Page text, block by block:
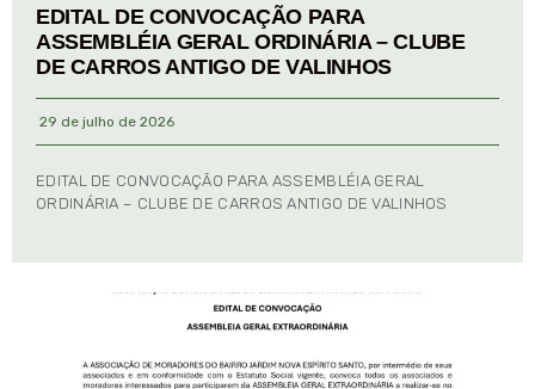
EDITAL DE CONVOCAÇÃO PARA
ASSEMBLÉIA GERAL ORDINÁRIA – CLUBE
DE CARROS ANTIGO DE VALINHOS
29 de julho de 2026
EDITAL DE CONVOCAÇÃO PARA ASSEMBLÉIA GERAL
ORDINÁRIA – CLUBE DE CARROS ANTIGO DE VALINHOS